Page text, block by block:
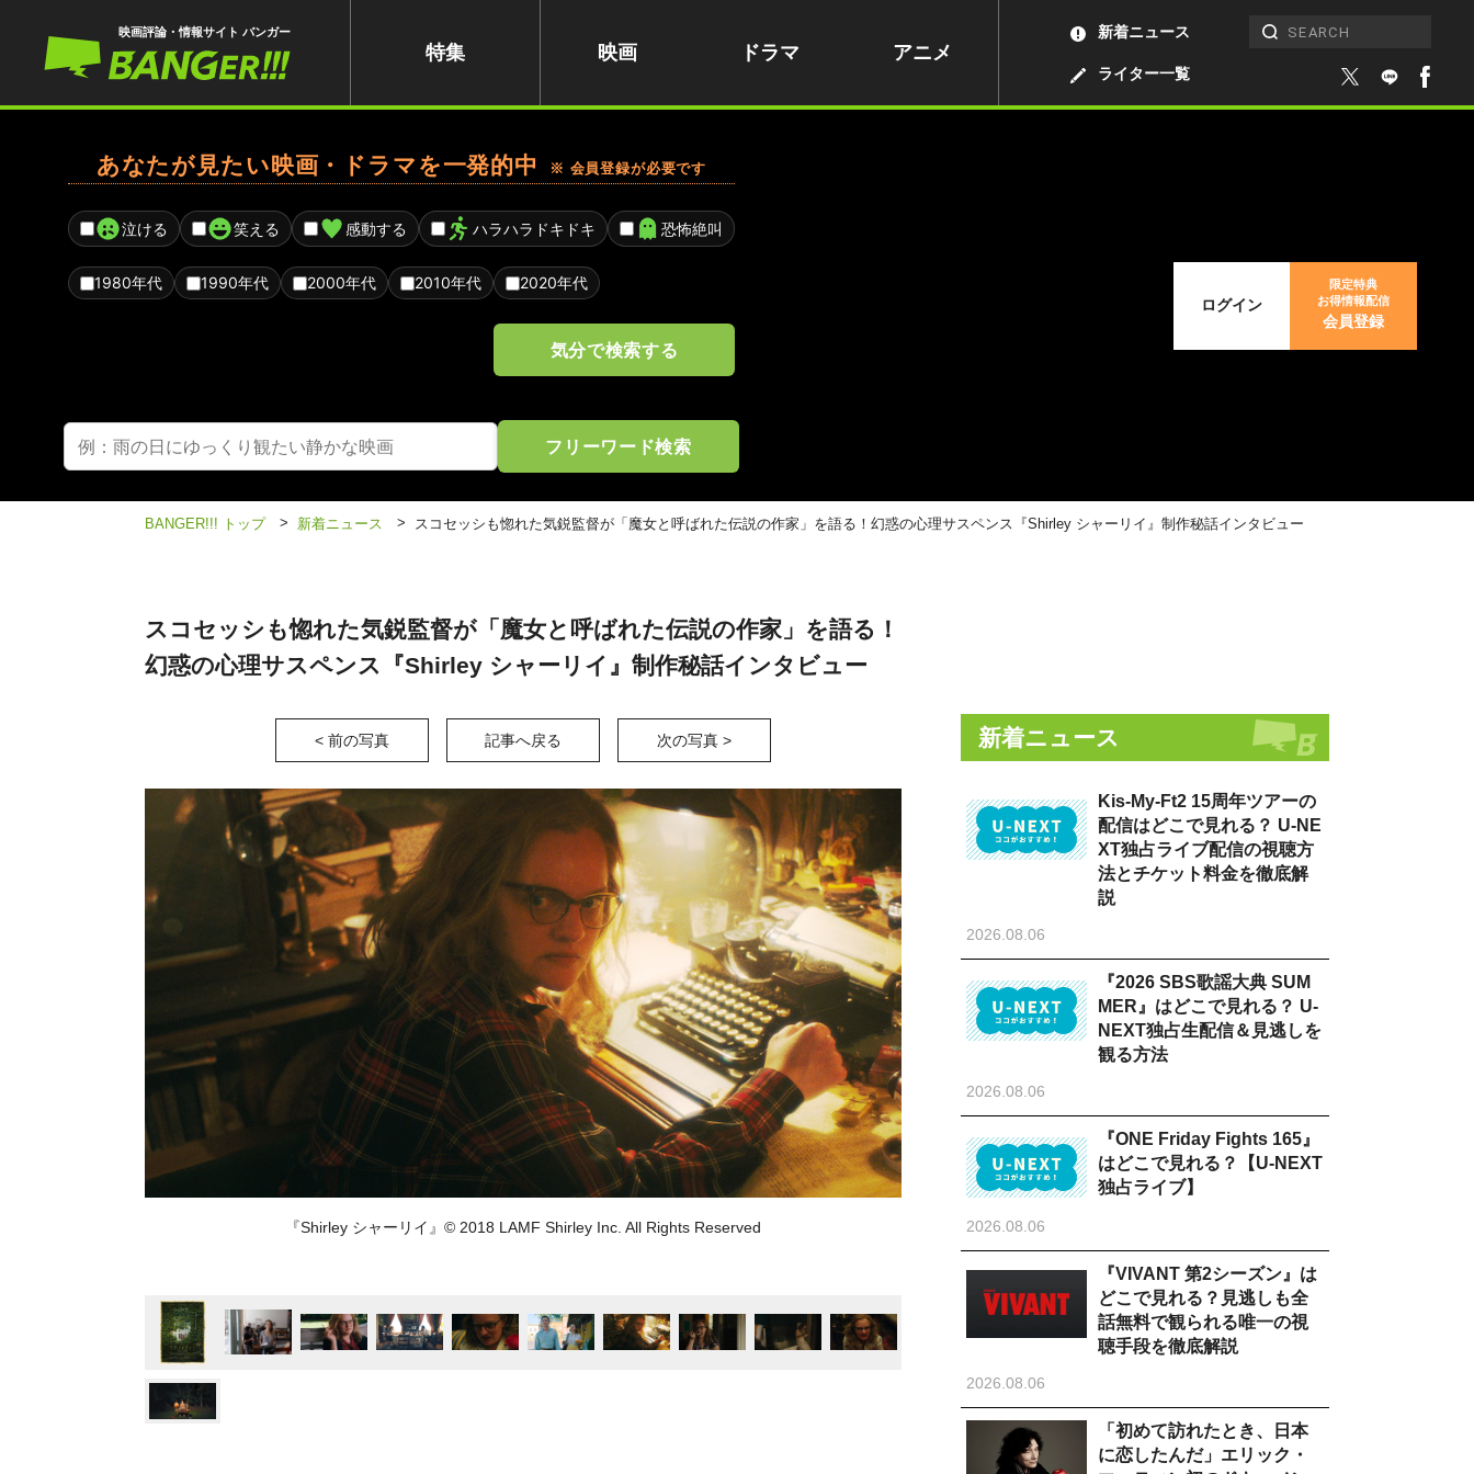
映画評論・情報サイト バンガー
特集 映画 ドラマ アニメ
ライター一覧
新着ニュース
あなたが見たい映画・ドラマを一発的中 ※ 会員登録が必要です
泣ける 笑える 感動する ハラハラドキドキ 恐怖絶叫
1980年代 1990年代 2000年代 2010年代 2020年代
気分で検索する
フリーワード検索
ログイン
限定特典
お得情報配信
会員登録
BANGER!!! トップ > 新着ニュース > スコセッシも惚れた気鋭監督が「魔女と呼ばれた伝説の作家」を語る！幻惑の心理サスペンス『Shirley シャーリイ』制作秘話インタビュー
スコセッシも惚れた気鋭監督が「魔女と呼ばれた伝説の作家」を語る！
幻惑の心理サスペンス『Shirley シャーリイ』制作秘話インタビュー
< 前の写真 記事へ戻る 次の写真 >
『Shirley シャーリイ』© 2018 LAMF Shirley Inc. All Rights Reserved
新着ニュース
Kis-My-Ft2 15周年ツアーの
配信はどこで見れる？ U-NE
XT独占ライブ配信の視聴方
法とチケット料金を徹底解
説
2026.08.06
『2026 SBS歌謡大典 SUM
MER』はどこで見れる？ U-
NEXT独占生配信＆見逃しを
観る方法
2026.08.06
『ONE Friday Fights 165』
はどこで見れる？【U-NEXT
独占ライブ】
2026.08.06
『VIVANT 第2シーズン』は
どこで見れる？見逃しも全
話無料で観られる唯一の視
聴手段を徹底解説
2026.08.06
「初めて訪れたとき、日本
に恋したんだ」エリック・